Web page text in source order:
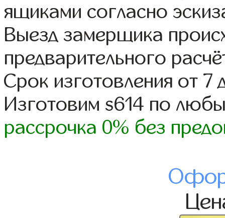
ящиками согласно
Выезд замерщика
предварительного
Срок изготовления от 7
Изготовим s614 по
рассрочка 0% без